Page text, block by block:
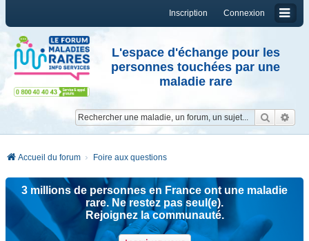
Connexion
Inscription
L'espace d'échange pour les
personnes touchées par une
maladie rare
Accueil du forum Foire aux questions
3 millions de personnes en France ont une maladie
rare. Ne restez pas seul(e).
Rejoignez la communauté.